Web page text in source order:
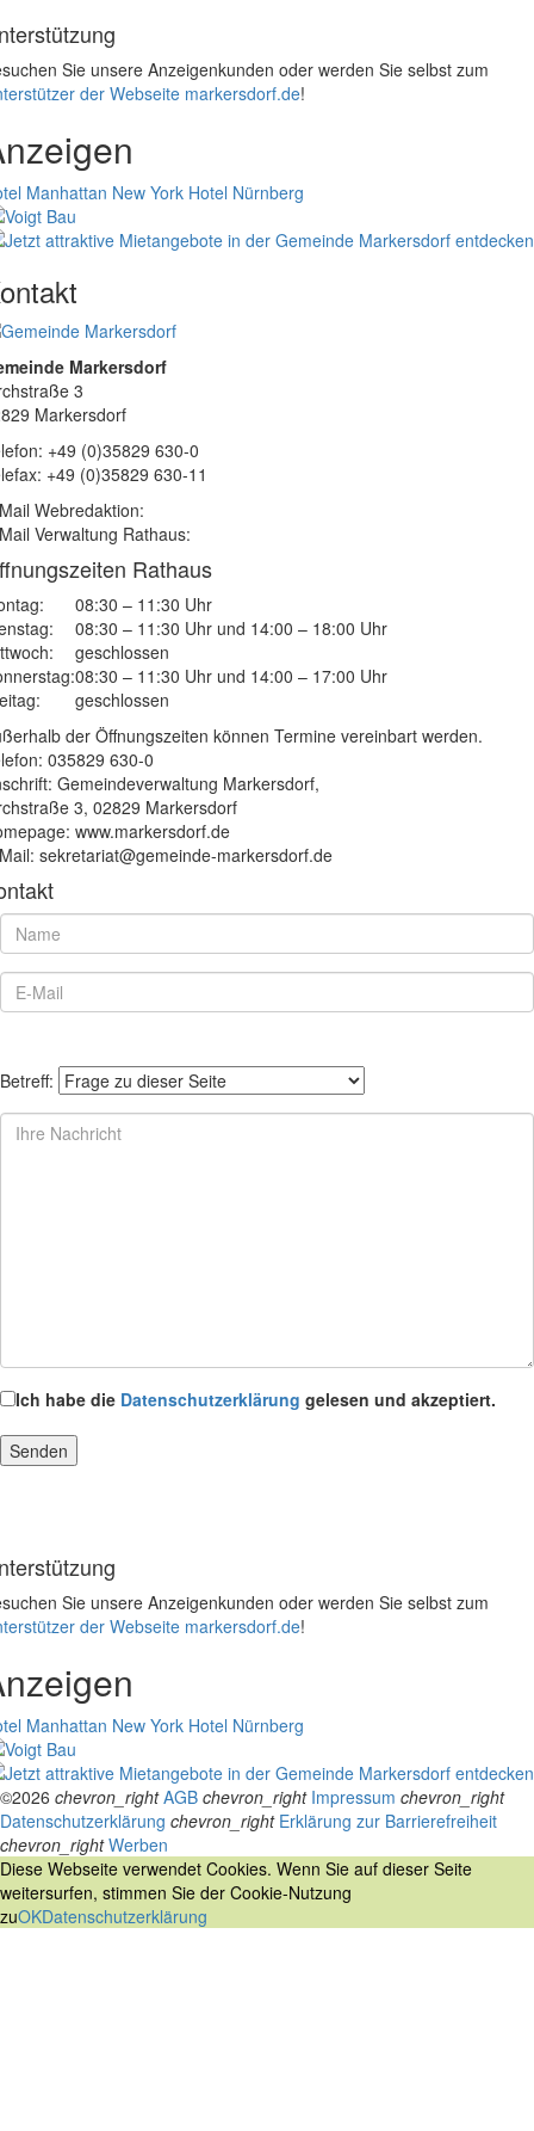
Sie unsere Anzeigenkunden oder werden Sie selbst zum
der Webseite markersdorf.de!
Manhattan New York Hotel Nürnberg
Markersdorf
3
Markersdorf
+49 (0)35829 630-0
+49 (0)35829 630-11
Webredaktion:
Verwaltung Rathaus:
Rathaus
08:30 – 11:30 Uhr
08:30 – 11:30 Uhr und 14:00 – 18:00 Uhr
geschlossen
08:30 – 11:30 Uhr und 14:00 – 17:00 Uhr
geschlossen
der Öffnungszeiten können Termine vereinbart werden.
035829 630-0
Gemeindeverwaltung Markersdorf,
3, 02829 Markersdorf
www.markersdorf.de
sekretariat@gemeinde-markersdorf.de
Betreff:
Ich habe die Datenschutzerklärung gelesen und akzeptiert.
Sie unsere Anzeigenkunden oder werden Sie selbst zum
der Webseite markersdorf.de!
Manhattan New York Hotel Nürnberg
©2026 chevron_right AGB chevron_right Impressum chevron_right
Datenschutzerklärung chevron_right Erklärung zur Barrierefreiheit
chevron_right Werben
Diese Webseite verwendet Cookies. Wenn Sie auf dieser Seite
weitersurfen, stimmen Sie der Cookie-Nutzung
zuOKDatenschutzerklärung